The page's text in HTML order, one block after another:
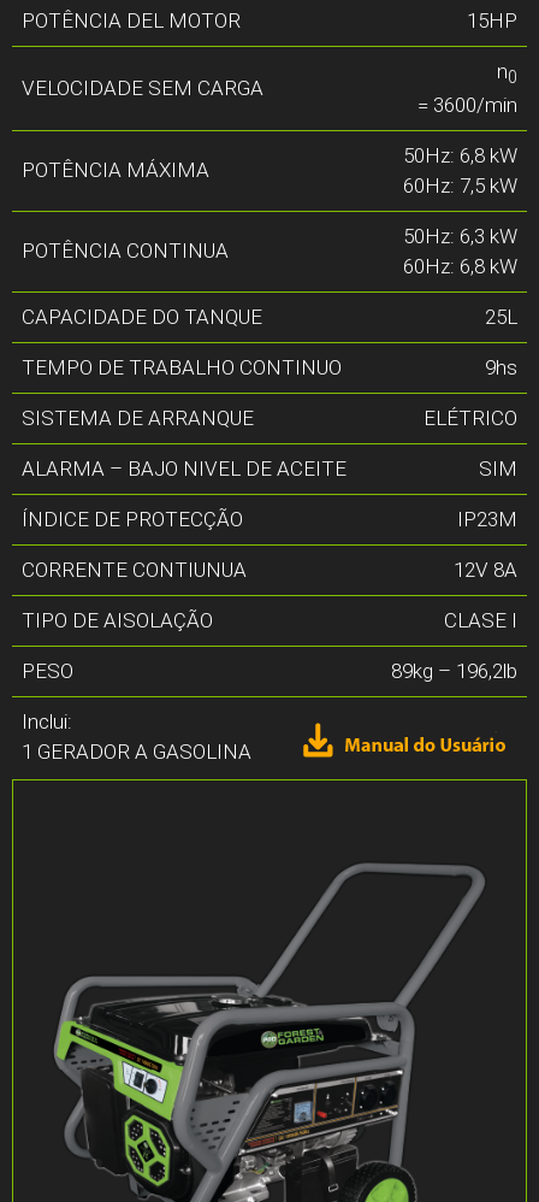
POTÊNCIA DEL MOTOR 15HP
VELOCIDADE SEM CARGA
n0
= 3600/min
POTÊNCIA MÁXIMA
50Hz: 6,8 kW
60Hz: 7,5 kW
POTÊNCIA CONTINUA
50Hz: 6,3 kW
60Hz: 6,8 kW
CAPACIDADE DO TANQUE 25L
TEMPO DE TRABALHO CONTINUO 9hs
SISTEMA DE ARRANQUE ELÉTRICO
ALARMA – BAJO NIVEL DE ACEITE SIM
ÍNDICE DE PROTECÇÃO IP23M
CORRENTE CONTIUNUA 12V 8A
TIPO DE AISOLAÇÃO CLASE I
PESO 89kg – 196,2lb
Inclui:
1 GERADOR A GASOLINA